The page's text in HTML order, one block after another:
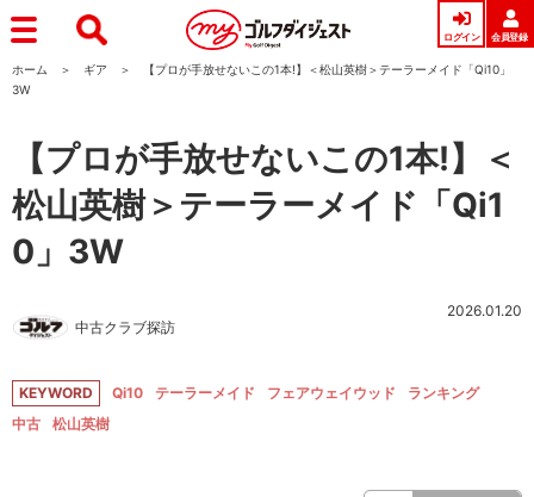
ログイン 会員登録
ホーム ギア
【プロが手放せないこの1本!】＜松山英樹＞テーラーメイド「Qi10」
3W
【プロが手放せないこの1本!】＜
松山英樹＞テーラーメイド「Qi1
0」3W
中古クラブ探訪
2026.01.20
KEYWORD Qi10 テーラーメイド フェアウェイウッド
ランキング
中古
松山英樹